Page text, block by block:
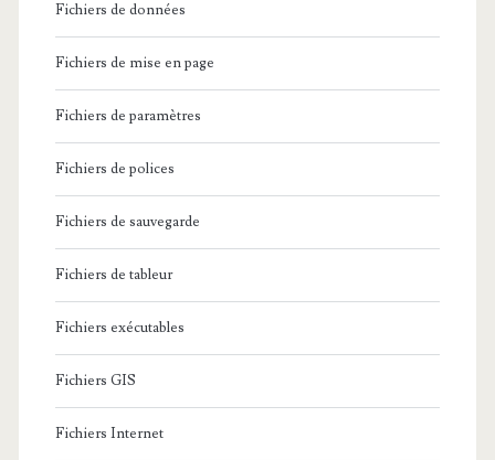
Fichiers de données
Fichiers de mise en page
Fichiers de paramètres
Fichiers de polices
Fichiers de sauvegarde
Fichiers de tableur
Fichiers exécutables
Fichiers GIS
Fichiers Internet